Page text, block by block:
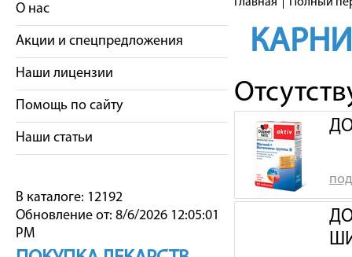
О нас
Акции и спецпредложения
Наши лицензии
Помощь по сайту
Наши статьи
В каталоге: 12192
Обновление от: 8/6/2026 12:05:01
PM